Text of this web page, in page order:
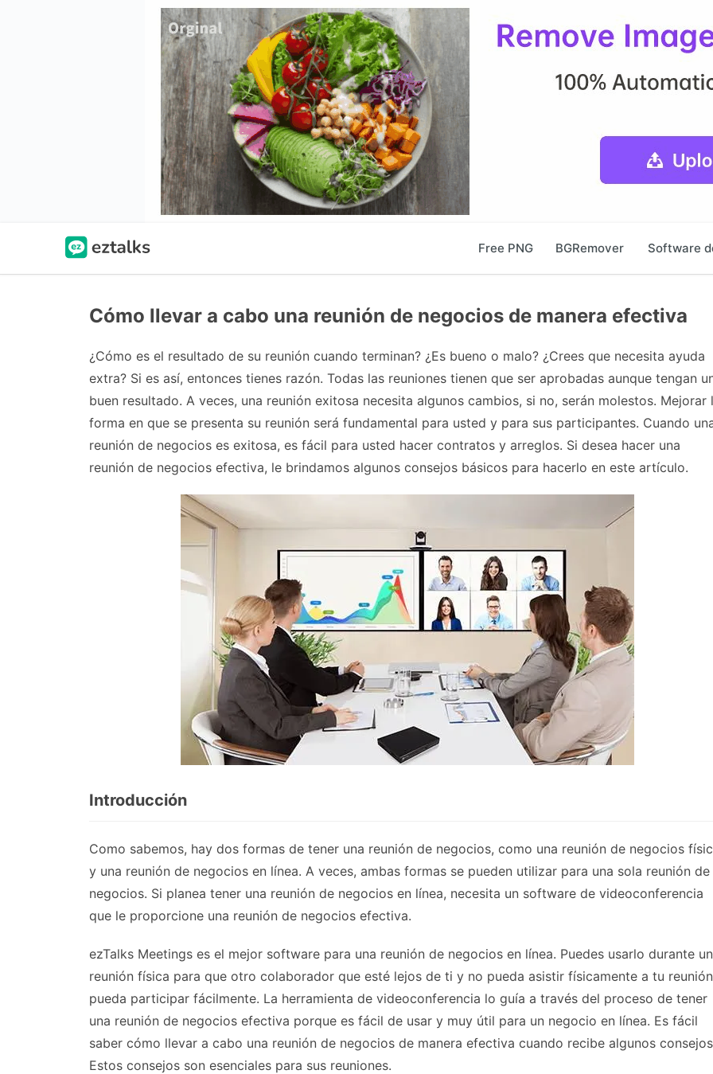
Free PNG BGRemover Software
Cómo llevar a cabo una reunión de negocios de manera efectiva
¿Cómo es el resultado de su reunión cuando terminan? ¿Es bueno o malo? ¿Crees que necesita ayuda
extra? Si es así, entonces tienes razón. Todas las reuniones tienen que ser aprobadas aunque tengan
buen resultado. A veces, una reunión exitosa necesita algunos cambios, si no, serán molestos. Mejorar
forma en que se presenta su reunión será fundamental para usted y para sus participantes. Cuando
reunión de negocios es exitosa, es fácil para usted hacer contratos y arreglos. Si desea hacer una
reunión de negocios efectiva, le brindamos algunos consejos básicos para hacerlo en este artículo.
Introducción
Como sabemos, hay dos formas de tener una reunión de negocios, como una reunión de negocios
y una reunión de negocios en línea. A veces, ambas formas se pueden utilizar para una sola reunión de
negocios. Si planea tener una reunión de negocios en línea, necesita un software de videoconferencia
que le proporcione una reunión de negocios efectiva.
ezTalks Meetings es el mejor software para una reunión de negocios en línea. Puedes usarlo durante
reunión física para que otro colaborador que esté lejos de ti y no pueda asistir físicamente a tu reunión
pueda participar fácilmente. La herramienta de videoconferencia lo guía a través del proceso de tener
una reunión de negocios efectiva porque es fácil de usar y muy útil para un negocio en línea. Es fácil
saber cómo llevar a cabo una reunión de negocios de manera efectiva cuando recibe algunos
Estos consejos son esenciales para sus reuniones.